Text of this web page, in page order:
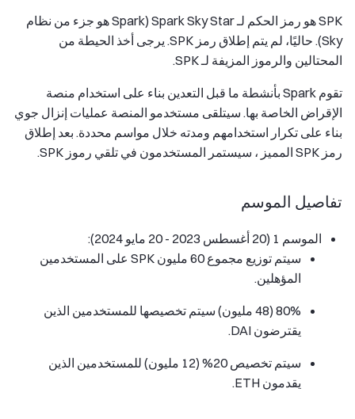
SPK هو رمز الحكم لـ Spark Sky Star (Spark هو جزء من نظام
Sky). حاليًا، لم يتم إطلاق رمز SPK. يرجى أخذ الحيطة من
المحتالين والرموز المزيفة لـ SPK.
تقوم Spark بأنشطة ما قبل التعدين بناء على استخدام منصة
الإقراض الخاصة بها. سيتلقى مستخدمو المنصة عمليات إنزال جوي
بناء على تكرار استخدامهم ومدته خلال مواسم محددة. بعد إطلاق
رمز SPK المميز ، سيستمر المستخدمون في تلقي رموز SPK.
تفاصيل الموسم
الموسم 1 (20 أغسطس 2023 - 20 مايو 2024):
سيتم توزيع مجموع 60 مليون SPK على المستخدمين
المؤهلين.
80% (48 مليون) سيتم تخصيصها للمستخدمين الذين
يقترضون DAI.
سيتم تخصيص 20% (12 مليون) للمستخدمين الذين
يقدمون ETH.